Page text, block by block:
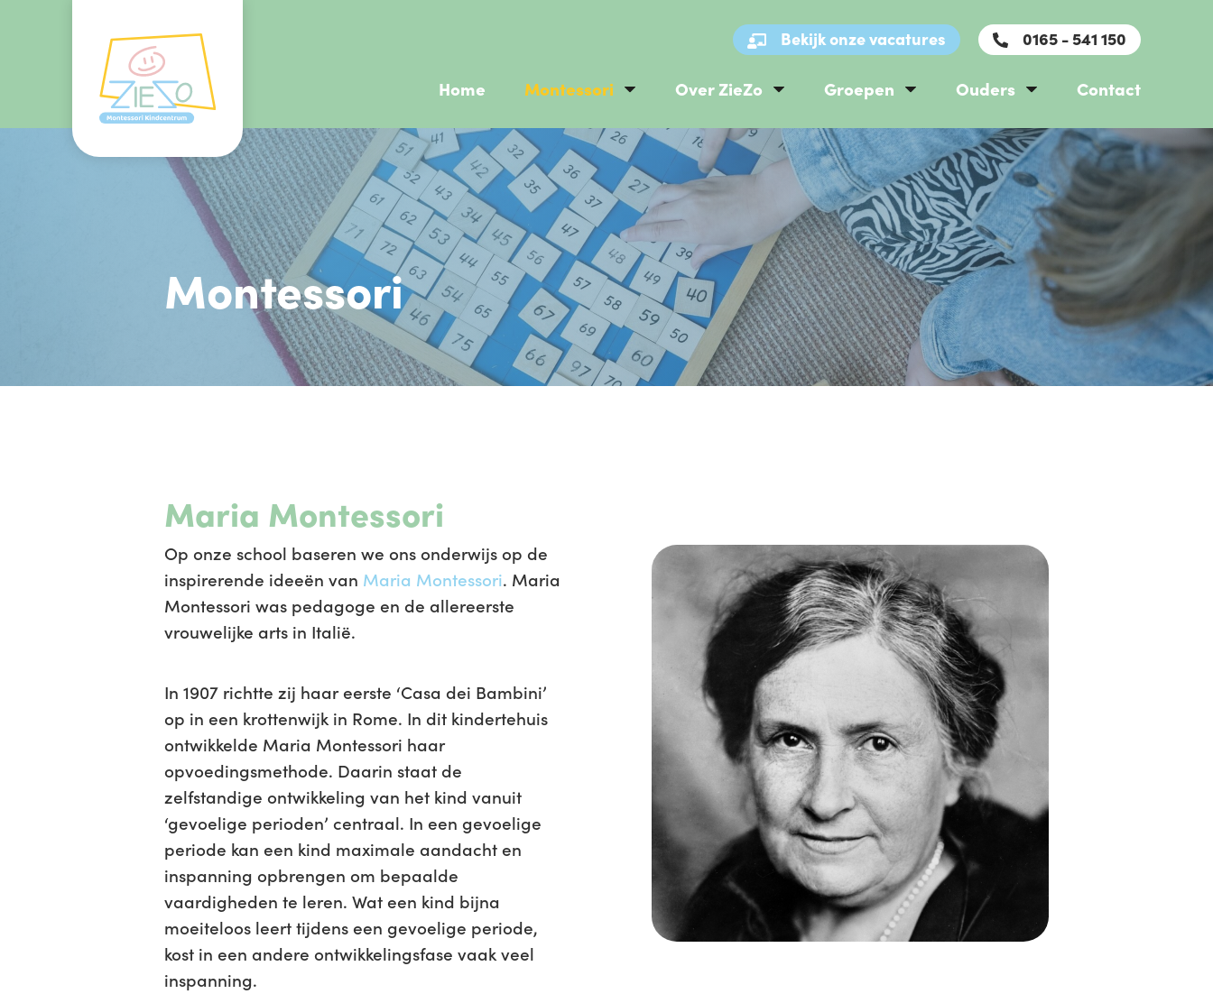
Bekijk onze vacatures 0165 - 541 150
Home Montessori Over ZieZo Groepen Ouders Contact
Montessori
Maria Montessori
Op onze school baseren we ons onderwijs op de
inspirerende ideeën van Maria Montessori. Maria
Montessori was pedagoge en de allereerste
vrouwelijke arts in Italië.
In 1907 richtte zij haar eerste ‘Casa dei Bambini’
op in een krottenwijk in Rome. In dit kindertehuis
ontwikkelde Maria Montessori haar
opvoedingsmethode. Daarin staat de
zelfstandige ontwikkeling van het kind vanuit
‘gevoelige perioden’ centraal. In een gevoelige
periode kan een kind maximale aandacht en
inspanning opbrengen om bepaalde
vaardigheden te leren. Wat een kind bijna
moeiteloos leert tijdens een gevoelige periode,
kost in een andere ontwikkelingsfase vaak veel
inspanning.